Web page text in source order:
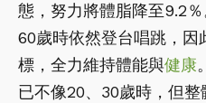
態，努力將體脂降至9.2
60歲時依然登台唱跳，因
標，全力維持體能與健康
已不像20、30歲時，但